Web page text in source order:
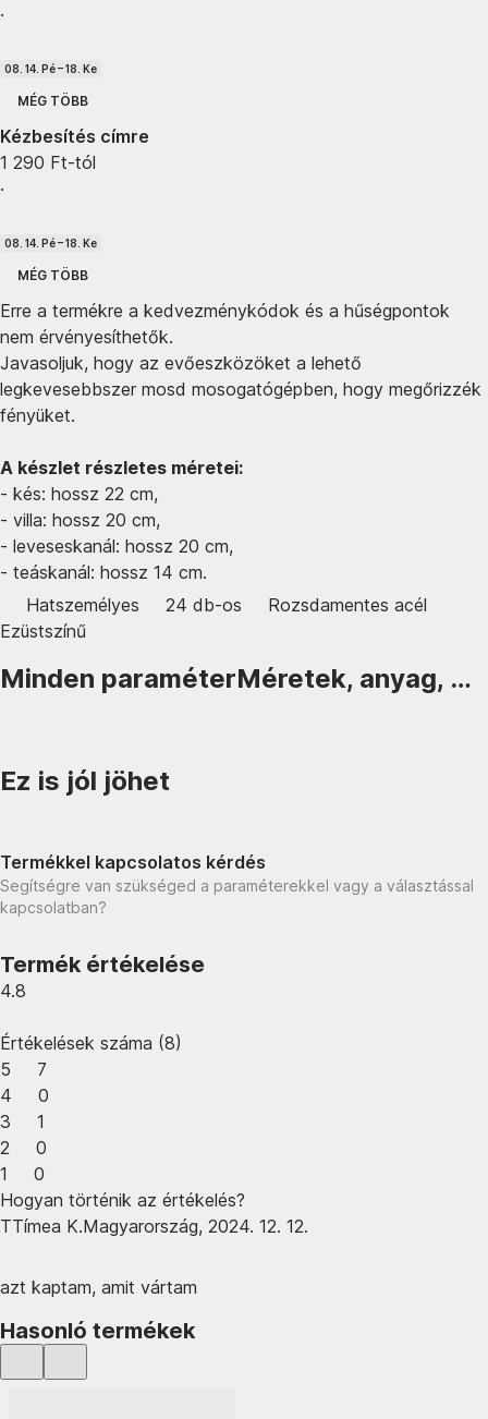
·
08. 14. Pé – 18. Ke
MÉG TÖBB
Kézbesítés címre
1 290 Ft-tól
·
08. 14. Pé – 18. Ke
MÉG TÖBB
Erre a termékre a kedvezménykódok és a hűségpontok
nem érvényesíthetők.
Javasoljuk, hogy az evőeszközöket a lehető
legkevesebbszer mosd mosogatógépben, hogy megőrizzék
fényüket.
A készlet részletes méretei:
- kés: hossz 22 cm,
- villa: hossz 20 cm,
- leveseskanál: hossz 20 cm,
- teáskanál: hossz 14 cm.
Hatszemélyes
24 db-os
Rozsdamentes acél
Ezüstszínű
Minden paraméterMéretek, anyag, …
Ez is jól jöhet
Termékkel kapcsolatos kérdés
Segítségre van szükséged a paraméterekkel vagy a választással
kapcsolatban?
Termék értékelése
4.8
Értékelések száma (8)
5
7
4
0
3
1
2
0
1
0
Hogyan történik az értékelés?
TTímea K.Magyarország, 2024. 12. 12.
azt kaptam, amit vártam
Hasonló termékek